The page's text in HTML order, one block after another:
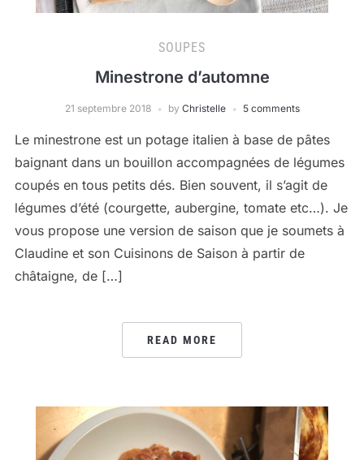
SOUPES
Minestrone d’automne
21 septembre 2018 by Christelle 5 comments
Le minestrone est un potage italien à base de pâtes
baignant dans un bouillon accompagnées de légumes
coupés en tous petits dés. Bien souvent, il s’agit de
légumes d’été (courgette, aubergine, tomate etc…). Je
vous propose une version de saison que je soumets à
Claudine et son Cuisinons de Saison à partir de
châtaigne, de […]
READ MORE